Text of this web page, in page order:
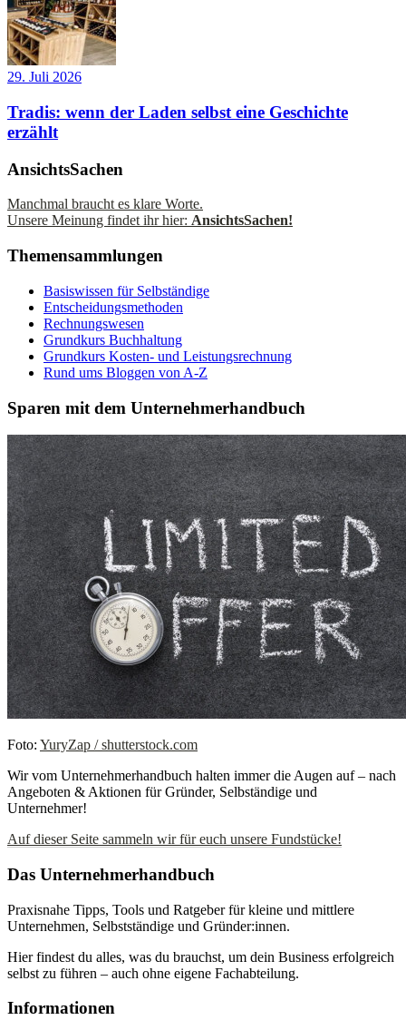
29. Juli 2026
Tradis: wenn der Laden selbst eine Geschichte
erzählt
AnsichtsSachen
Manchmal braucht es klare Worte.
Unsere Meinung findet ihr hier: AnsichtsSachen!
Themensammlungen
Basiswissen für Selbständige
Entscheidungsmethoden
Rechnungswesen
Grundkurs Buchhaltung
Grundkurs Kosten- und Leistungsrechnung
Rund ums Bloggen von A-Z
Sparen mit dem Unternehmerhandbuch
Foto: YuryZap / shutterstock.com
Wir vom Unternehmerhandbuch halten immer die Augen auf – nach
Angeboten & Aktionen für Gründer, Selbständige und
Unternehmer!
Auf dieser Seite sammeln wir für euch unsere Fundstücke!
Das Unternehmerhandbuch
Praxisnahe Tipps, Tools und Ratgeber für kleine und mittlere
Unternehmen, Selbstständige und Gründer:innen.
Hier findest du alles, was du brauchst, um dein Business erfolgreich
selbst zu führen – auch ohne eigene Fachabteilung.
Informationen